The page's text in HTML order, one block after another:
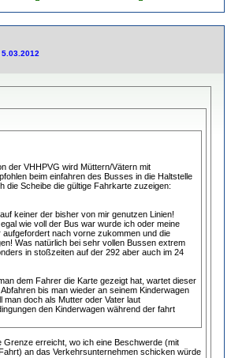
der VHHPVG wird Müttern/Vätern mit
beim einfahren des Busses in die Haltstelle
die Scheibe die gültige Fahrkarte zuzeigen:
keiner der bisher von mir genutzen Linien!
wie voll der Bus war wurde ich oder meine
nach vorne zukommen und die
Was natürlich bei sehr vollen Bussen extrem
in stoßzeiten auf der 292 aber auch im 24
dem Fahrer die Karte gezeigt hat, wartet dieser
bis man wieder an seinem Kinderwagen
man doch als Mutter oder Vater laut
den Kinderwagen während der fahrt
Grenze erreicht, wo ich eine Beschwerde (mit
an das Verkehrsunternehmen schicken würde